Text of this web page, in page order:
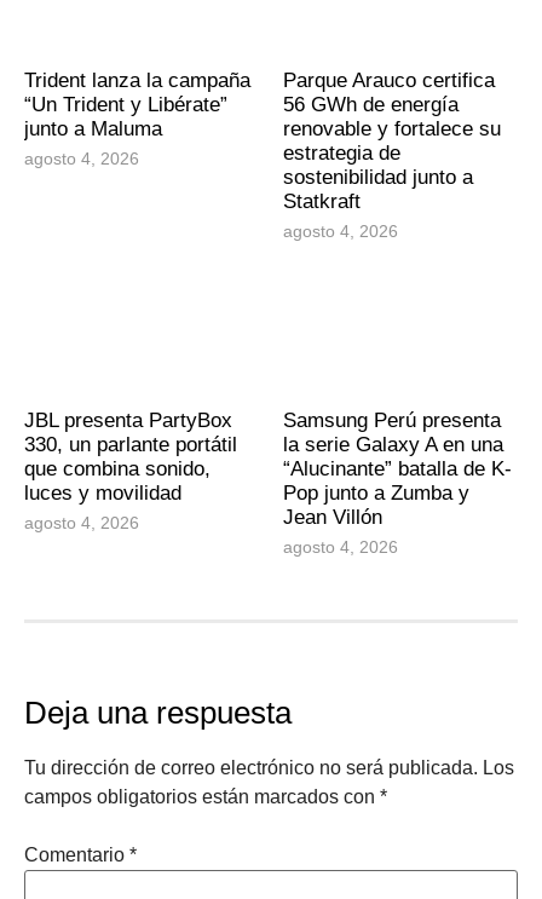
Trident lanza la campaña
“Un Trident y Libérate”
junto a Maluma
agosto 4, 2026
Parque Arauco certifica
56 GWh de energía
renovable y fortalece su
estrategia de
sostenibilidad junto a
Statkraft
agosto 4, 2026
JBL presenta PartyBox
330, un parlante portátil
que combina sonido,
luces y movilidad
agosto 4, 2026
Samsung Perú presenta
la serie Galaxy A en una
“Alucinante” batalla de K-
Pop junto a Zumba y
Jean Villón
agosto 4, 2026
Deja una respuesta
Tu dirección de correo electrónico no será publicada. Los
campos obligatorios están marcados con *
Comentario *